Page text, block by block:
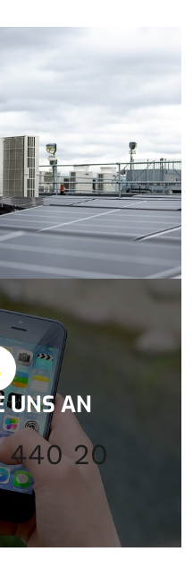
UNS AN
440 20